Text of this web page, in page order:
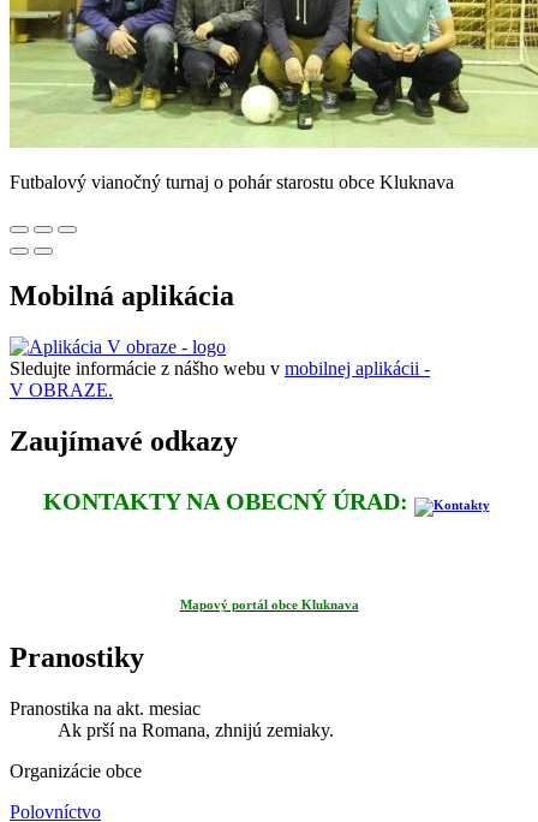
Futbalový vianočný turnaj o pohár starostu obce Kluknava
Mobilná aplikácia
Sledujte informácie z nášho webu v mobilnej aplikácii -
V OBRAZE.
Zaujímavé odkazy
KONTAKTY NA OBECNÝ ÚRAD:
Mapový portál obce Kluknava
Pranostiky
Pranostika na akt. mesiac
Ak prší na Romana, zhnijú zemiaky.
Organizácie obce
Polovníctvo